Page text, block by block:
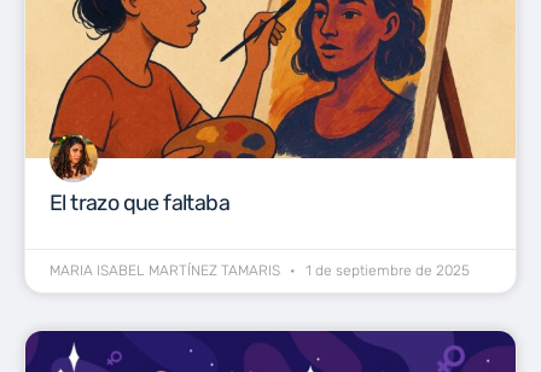
El trazo que faltaba
MARIA ISABEL MARTÍNEZ TAMARIS 1 de septiembre de 2025